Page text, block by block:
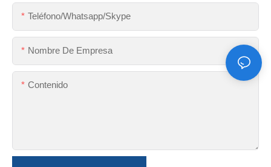
Teléfono/whatsapp/skype
Nombre De Empresa
Contenido